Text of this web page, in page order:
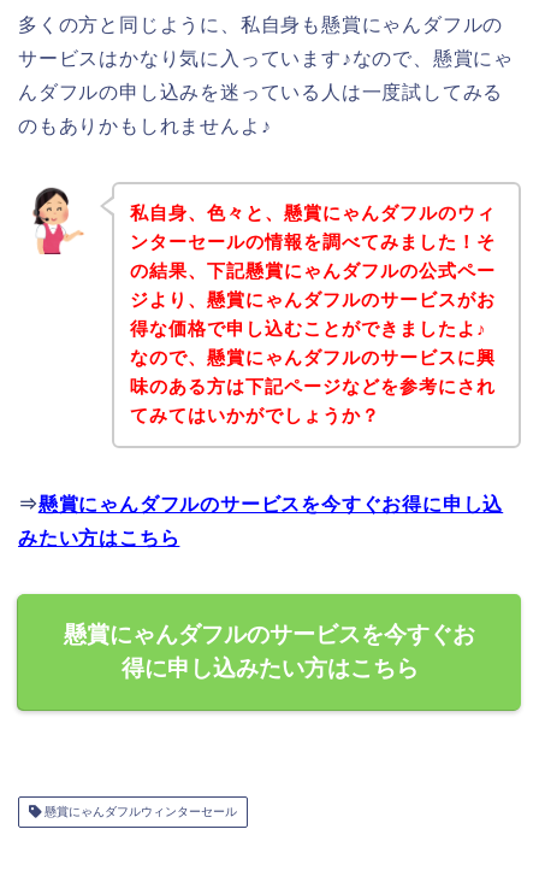
多くの方と同じように、私自身も懸賞にゃんダフルの
サービスはかなり気に入っています♪なので、懸賞にゃ
んダフルの申し込みを迷っている人は一度試してみる
のもありかもしれませんよ♪
私自身、色々と、懸賞にゃんダフルのウィ
ンターセールの情報を調べてみました！そ
の結果、下記懸賞にゃんダフルの公式ペー
ジより、懸賞にゃんダフルのサービスがお
得な価格で申し込むことができましたよ♪
なので、懸賞にゃんダフルのサービスに興
味のある方は下記ページなどを参考にされ
てみてはいかがでしょうか？
⇒懸賞にゃんダフルのサービスを今すぐお得に申し込
みたい方はこちら
懸賞にゃんダフルのサービスを今すぐお
得に申し込みたい方はこちら
懸賞にゃんダフルウィンターセール